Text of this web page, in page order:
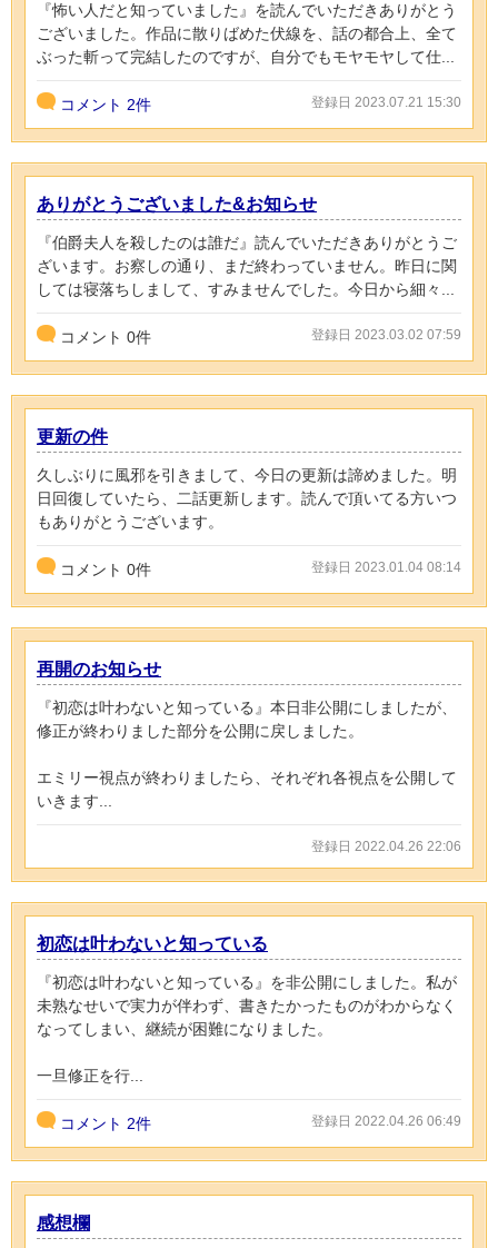
『怖い人だと知っていました』を読んでいただきありがとう
ございました。作品に散りばめた伏線を、話の都合上、全て
ぶった斬って完結したのですが、自分でもモヤモヤして仕...
コメント 2件 登録日 2023.07.21 15:30
ありがとうございました&お知らせ
『伯爵夫人を殺したのは誰だ』読んでいただきありがとうご
ざいます。お察しの通り、まだ終わっていません。昨日に関
しては寝落ちしまして、すみませんでした。今日から細々...
コメント 0件 登録日 2023.03.02 07:59
更新の件
久しぶりに風邪を引きまして、今日の更新は諦めました。明
日回復していたら、二話更新します。読んで頂いてる方いつ
もありがとうございます。
コメント 0件 登録日 2023.01.04 08:14
再開のお知らせ
『初恋は叶わないと知っている』本日非公開にしましたが、
修正が終わりました部分を公開に戻しました。
エミリー視点が終わりましたら、それぞれ各視点を公開して
いきます...
登録日 2022.04.26 22:06
初恋は叶わないと知っている
『初恋は叶わないと知っている』を非公開にしました。私が
未熟なせいで実力が伴わず、書きたかったものがわからなく
なってしまい、継続が困難になりました。
一旦修正を行...
コメント 2件 登録日 2022.04.26 06:49
感想欄